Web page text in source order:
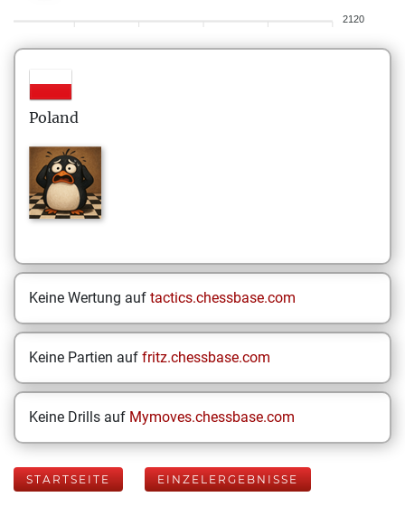
2120
Poland
Keine Wertung auf tactics.chessbase.com
Keine Partien auf fritz.chessbase.com
Keine Drills auf Mymoves.chessbase.com
STARTSEITE EINZELERGEBNISSE